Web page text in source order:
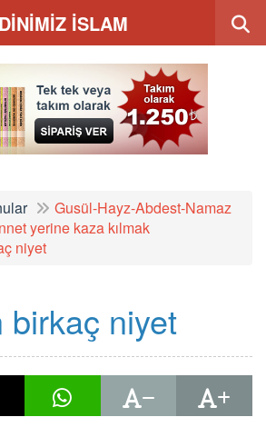
DİNİMİZ İSLAM
Gusül-Hayz-Abdest-Namaz
yerine kaza kılmak
niyet
birkaç niyet